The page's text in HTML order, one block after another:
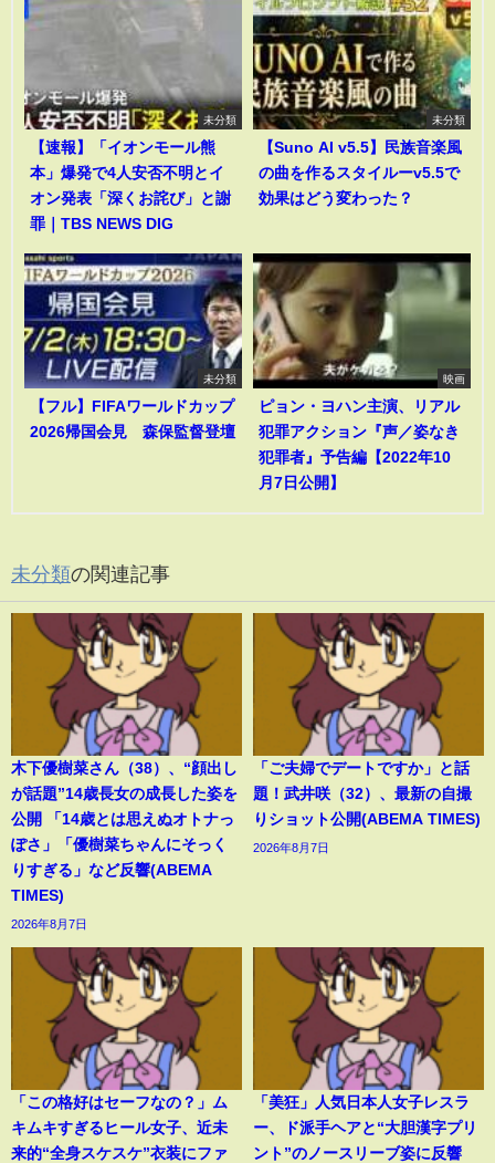
未分類
【速報】「イオンモール熊
本」爆発で4人安否不明とイ
オン発表「深くお詫び」と謝
罪｜TBS NEWS DIG
未分類
【Suno AI v5.5】民族音楽風
の曲を作るスタイルーv5.5で
効果はどう変わった？
未分類
【フル】FIFAワールドカップ
2026帰国会見 森保監督登壇
映画
ピョン・ヨハン主演、リアル
犯罪アクション『声／姿なき
犯罪者』予告編【2022年10
月7日公開】
未分類の関連記事
木下優樹菜さん（38）、“顔出し
が話題”14歳長女の成長した姿を
公開 「14歳とは思えぬオトナっ
ぽさ」「優樹菜ちゃんにそっく
りすぎる」など反響(ABEMA
TIMES)
2026年8月7日
「ご夫婦でデートですか」と話
題！武井咲（32）、最新の自撮
りショット公開(ABEMA TIMES)
2026年8月7日
「この格好はセーフなの？」ム
キムキすぎるヒール女子、近未
来的“全身スケスケ”衣装にファ
「美狂」人気日本人女子レスラ
ー、ド派手ヘアと“大胆漢字プリ
ント”のノースリーブ姿に反響